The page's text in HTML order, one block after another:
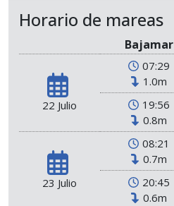
Horario de mareas
Bajamar
22 Julio
07:29
1.0m
19:56
0.8m
23 Julio
08:21
0.7m
20:45
0.6m